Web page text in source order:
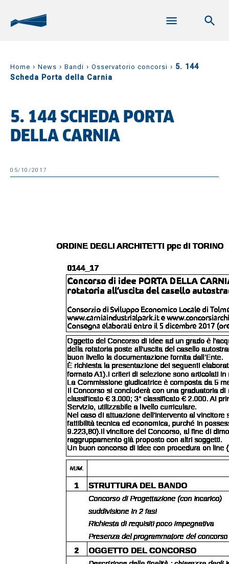
Home › News › Bandi › Osservatorio concorsi › 5. 144
Scheda Porta della Carnia
5. 144 SCHEDA PORTA
DELLA CARNIA
05/10/2017